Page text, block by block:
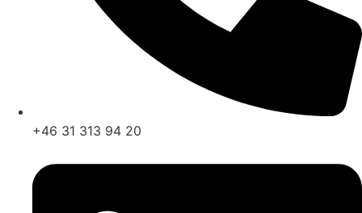
+46 31 313 94 20